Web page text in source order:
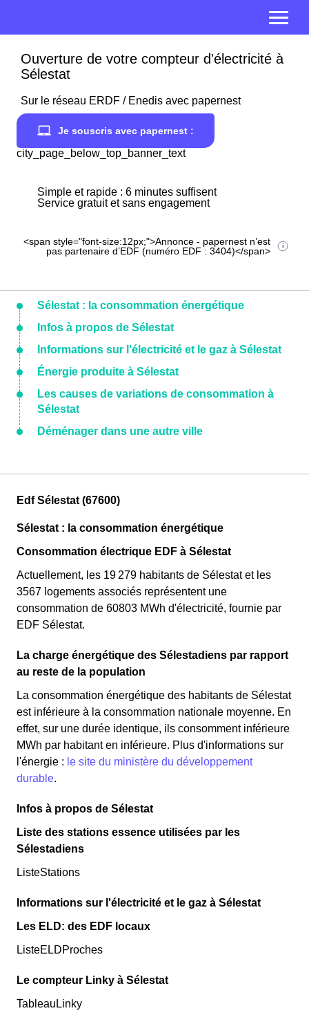
Ouverture de votre compteur d'électricité à
Sélestat
Sur le réseau ERDF / Enedis avec papernest
Je souscris avec papernest :
city_page_below_top_banner_text
Simple et rapide : 6 minutes suffisent
Service gratuit et sans engagement
<span style="font-size:12px;">Annonce - papernest n’est
pas partenaire d’EDF (numéro EDF : 3404)</span>
Sélestat : la consommation énergétique
Infos à propos de Sélestat
Informations sur l'électricité et le gaz à Sélestat
Énergie produite à Sélestat
Les causes de variations de consommation à
Sélestat
Déménager dans une autre ville
Edf Sélestat (67600)
Sélestat : la consommation énergétique
Consommation électrique EDF à Sélestat
Actuellement, les 19 279 habitants de Sélestat et les
3567 logements associés représentent une
consommation de 60803 MWh d'électricité, fournie par
EDF Sélestat.
La charge énergétique des Sélestadiens par rapport
au reste de la population
La consommation énergétique des habitants de Sélestat
est inférieure à la consommation nationale moyenne. En
effet, sur une durée identique, ils consomment inférieure
MWh par habitant en inférieure. Plus d'informations sur
l'énergie : le site du ministère du développement
durable.
Infos à propos de Sélestat
Liste des stations essence utilisées par les
Sélestadiens
ListeStations
Informations sur l'électricité et le gaz à Sélestat
Les ELD: des EDF locaux
ListeELDProches
Le compteur Linky à Sélestat
TableauLinky